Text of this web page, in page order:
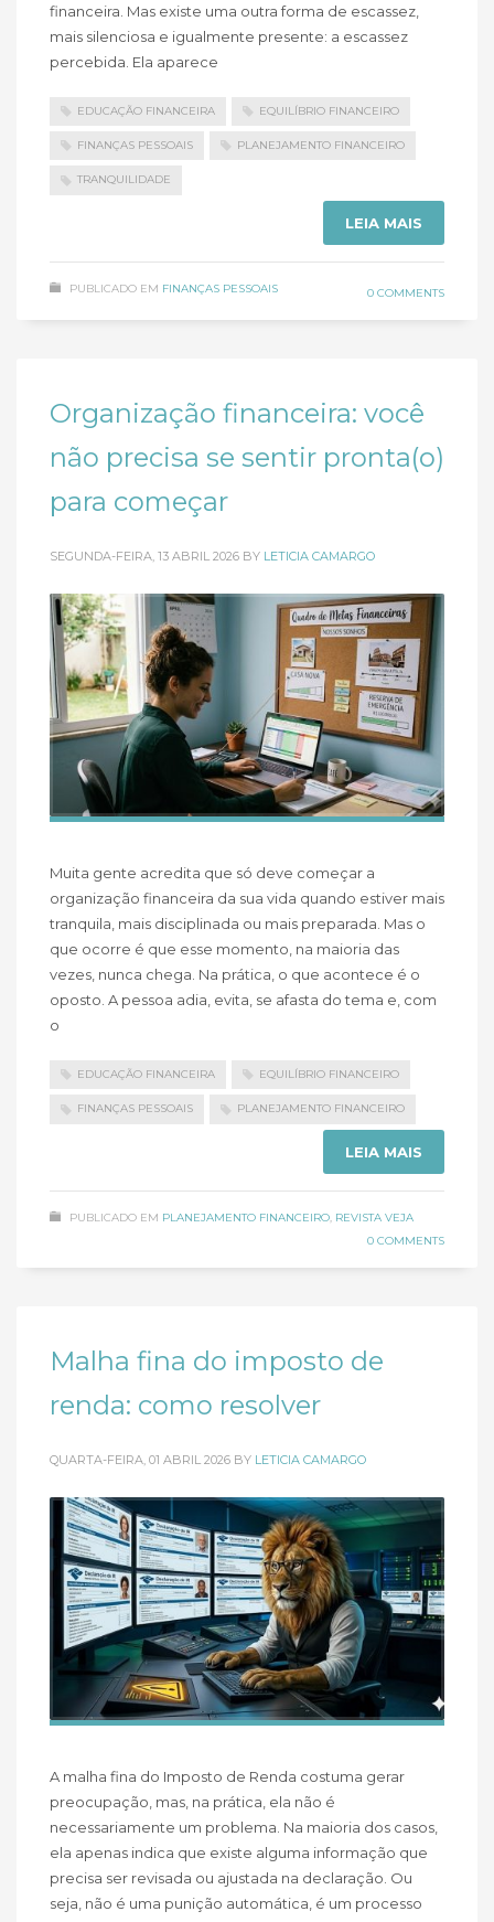
financeira. Mas existe uma outra forma de escassez,
mais silenciosa e igualmente presente: a escassez
percebida. Ela aparece
EDUCAÇÃO FINANCEIRA EQUILÍBRIO FINANCEIRO
FINANÇAS PESSOAIS PLANEJAMENTO FINANCEIRO
TRANQUILIDADE
LEIA MAIS
PUBLICADO EM FINANÇAS PESSOAIS 0 COMMENTS
Organização financeira: você
não precisa se sentir pronta(o)
para começar
SEGUNDA-FEIRA, 13 ABRIL 2026 BY LETICIA CAMARGO
Muita gente acredita que só deve começar a
organização financeira da sua vida quando estiver mais
tranquila, mais disciplinada ou mais preparada. Mas o
que ocorre é que esse momento, na maioria das
vezes, nunca chega. Na prática, o que acontece é o
oposto. A pessoa adia, evita, se afasta do tema e, com
o
EDUCAÇÃO FINANCEIRA EQUILÍBRIO FINANCEIRO
FINANÇAS PESSOAIS PLANEJAMENTO FINANCEIRO
LEIA MAIS
PUBLICADO EM PLANEJAMENTO FINANCEIRO, REVISTA VEJA
0 COMMENTS
Malha fina do imposto de
renda: como resolver
QUARTA-FEIRA, 01 ABRIL 2026 BY LETICIA CAMARGO
A malha fina do Imposto de Renda costuma gerar
preocupação, mas, na prática, ela não é
necessariamente um problema. Na maioria dos casos,
ela apenas indica que existe alguma informação que
precisa ser revisada ou ajustada na declaração. Ou
seja, não é uma punição automática, é um processo